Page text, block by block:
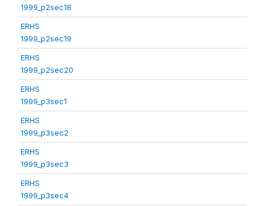
1999_p2sec18
ERHS
1999_p2sec19
ERHS
1999_p2sec20
ERHS
1999_p3sec1
ERHS
1999_p3sec2
ERHS
1999_p3sec3
ERHS
1999_p3sec4